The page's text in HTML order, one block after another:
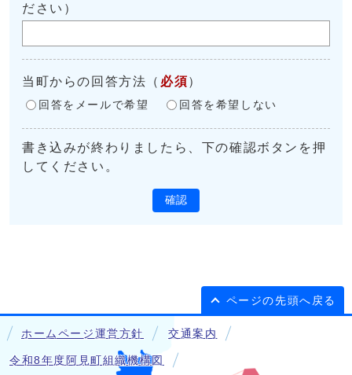
ださい）
当町からの回答方法 （ 必須 ）
回答をメールで希望 回答を希望しない
書き込みが終わりましたら、下の確認ボタンを押
してください。
確認
ページの先頭へ戻る
ホームページ運営方針 交通案内
令和8年度阿見町組織機構図